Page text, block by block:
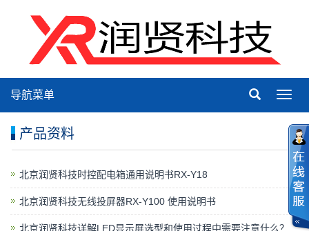
导航菜单
产品资料
北京润贤科技时控配电箱通用说明书RX-Y18
北京润贤科技无线投屏器RX-Y100 使用说明书
北京润贤科技详解LED显示屏选型和使用过程中需要注意什么？